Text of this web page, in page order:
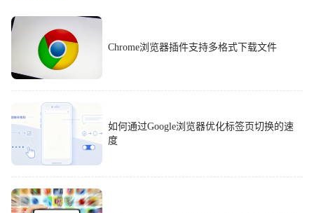
Chrome浏览器插件支持多格式下载文件
如何通过Google浏览器优化标签页切换的速
度